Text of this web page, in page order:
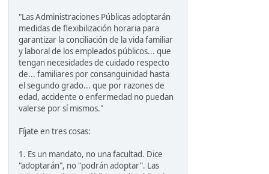
"Las Administraciones Públicas adoptarán
medidas de flexibilización horaria para
garantizar la conciliación de la vida familiar
y laboral de los empleados públicos... que
tengan necesidades de cuidado respecto
de... familiares por consanguinidad hasta
el segundo grado... que por razones de
edad, accidente o enfermedad no puedan
valerse por sí mismos."
Fíjate en tres cosas:
1. Es un mandato, no una facultad. Dice
"adoptarán", no "podrán adoptar". Las